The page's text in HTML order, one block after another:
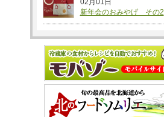
02月01日
新年会のおみやげ その2